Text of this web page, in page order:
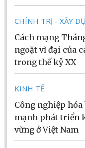
CHÍNH TRỊ - XÂY
Cách mạng
ngoặt vĩ đại của
trong thế kỷ XX
KINH TẾ
Công nghiệp hóa
mạnh phát triển
vững ở Việt Nam